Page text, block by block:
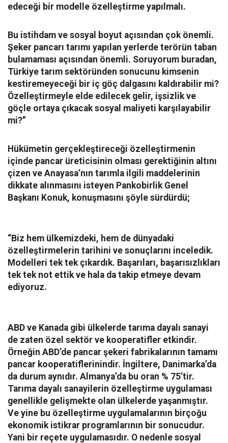
edeceği bir modelle özelleştirme yapılmalı.
Bu istihdam ve sosyal boyut açısından çok önemli.
Şeker pancarı tarımı yapılan yerlerde terörün taban
bulamaması açısından önemli. Soruyorum buradan,
Türkiye tarım sektöründen sonucunu kimsenin
kestiremeyeceği bir iç göç dalgasını kaldırabilir mi?
Özelleştirmeyle elde edilecek gelir, işsizlik ve
göçle ortaya çıkacak sosyal maliyeti karşılayabilir
mi?”
Hükümetin gerçekleştireceği özelleştirmenin
içinde pancar üreticisinin olması gerektiğinin altını
çizen ve Anayasa’nın tarımla ilgili maddelerinin
dikkate alınmasını isteyen Pankobirlik Genel
Başkanı Konuk, konuşmasını şöyle sürdürdü;
“Biz hem ülkemizdeki, hem de dünyadaki
özelleştirmelerin tarihini ve sonuçlarını inceledik.
Modelleri tek tek çıkardık. Başarıları, başarısızlıkları
tek tek not ettik ve hala da takip etmeye devam
ediyoruz.
ABD ve Kanada gibi ülkelerde tarıma dayalı sanayi
de zaten özel sektör ve kooperatifler etkindir.
Örneğin ABD’de pancar şekeri fabrikalarının tamamı
pancar kooperatiflerinindir. İngiltere, Danimarka’da
da durum aynıdır. Almanya’da bu oran % 75’tir.
Tarıma dayalı sanayilerin özelleştirme uygulaması
genellikle gelişmekte olan ülkelerde yaşanmıştır.
Ve yine bu özelleştirme uygulamalarının birçoğu
ekonomik istikrar programlarının bir sonucudur.
Yani bir reçete uygulamasıdır. O nedenle sosyal